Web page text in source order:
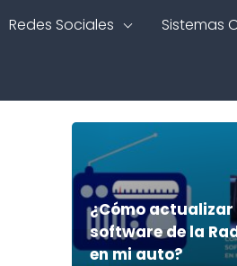
Redes Sociales Sistemas
¿Cómo actualizar
software de la
en mi auto?